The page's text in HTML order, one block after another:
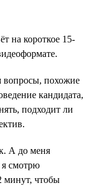
на короткое 15-
вопросы, похожие
кандидата,
подходит ли
А до меня
я смотрю
минут, чтобы